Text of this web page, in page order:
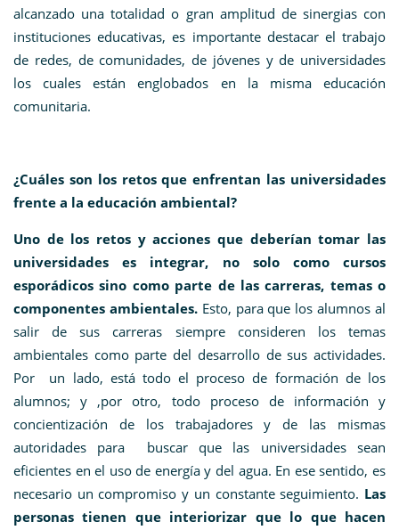
alcanzado una totalidad o gran amplitud de sinergias con
instituciones educativas, es importante destacar el trabajo
de redes, de comunidades, de jóvenes y de universidades
los cuales están englobados en la misma educación
comunitaria.
¿Cuáles son los retos que enfrentan las universidades
frente a la educación ambiental?
Uno de los retos y acciones que deberían tomar las
universidades es integrar, no solo como cursos
esporádicos sino como parte de las carreras, temas o
componentes ambientales. Esto, para que los alumnos al
salir de sus carreras siempre consideren los temas
ambientales como parte del desarrollo de sus actividades.
Por un lado, está todo el proceso de formación de los
alumnos; y ,por otro, todo proceso de información y
concientización de los trabajadores y de las mismas
autoridades para buscar que las universidades sean
eficientes en el uso de energía y del agua. En ese sentido, es
necesario un compromiso y un constante seguimiento. Las
personas tienen que interiorizar que lo que hacen